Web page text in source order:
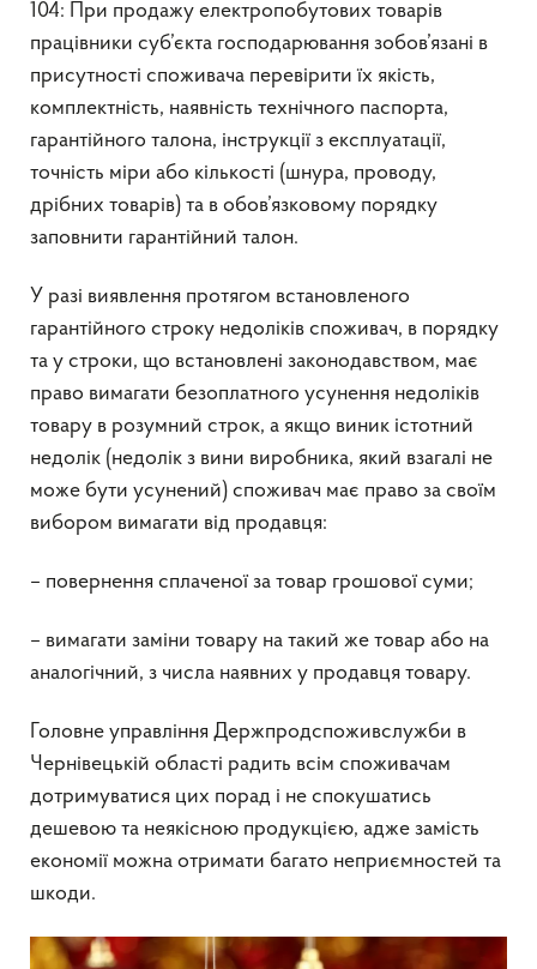
104: При продажу електропобутових товарів
працівники суб’єкта господарювання зобов’язані в
присутності споживача перевірити їх якість,
комплектність, наявність технічного паспорта,
гарантійного талона, інструкції з експлуатації,
точність міри або кількості (шнура, проводу,
дрібних товарів) та в обов’язковому порядку
заповнити гарантійний талон.
У разі виявлення протягом встановленого
гарантійного строку недоліків споживач, в порядку
та у строки, що встановлені законодавством, має
право вимагати безоплатного усунення недоліків
товару в розумний строк, а якщо виник істотний
недолік (недолік з вини виробника, який взагалі не
може бути усунений) споживач має право за своїм
вибором вимагати від продавця:
– повернення сплаченої за товар грошової суми;
– вимагати заміни товару на такий же товар або на
аналогічний, з числа наявних у продавця товару.
Головне управління Держпродспоживслужби в
Чернівецькій області радить всім споживачам
дотримуватися цих порад і не спокушатись
дешевою та неякісною продукцією, адже замість
економії можна отримати багато неприємностей та
шкоди.